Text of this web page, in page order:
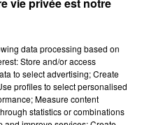
data processing based on
Store and/or access
to select advertising; Create
profiles to select personalised
Measure content
statistics or combinations